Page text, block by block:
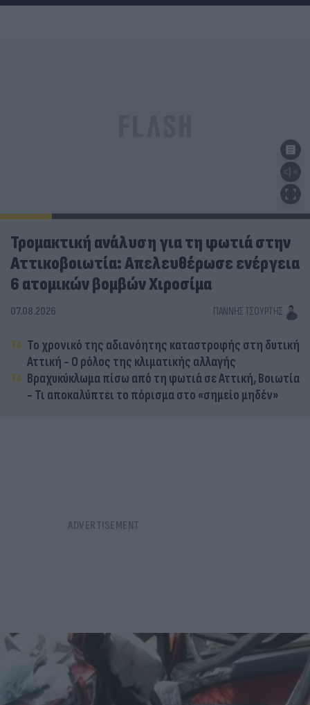
Τρομακτική ανάλυση για τη φωτιά στην
Αττικοβοιωτία: Απελευθέρωσε ενέργεια
6 ατομικών βομβών Χιροσίμα
07.08.2026 ΓΙΆΝΝΗΣ ΤΣΟΎΡΤΗΣ
Το χρονικό της αδιανόητης καταστροφής στη δυτική
Αττική - Ο ρόλος της κλιματικής αλλαγής
Βραχυκύκλωμα πίσω από τη φωτιά σε Αττική, Βοιωτία
- Τι αποκαλύπτει το πόρισμα στο «σημείο μηδέν»